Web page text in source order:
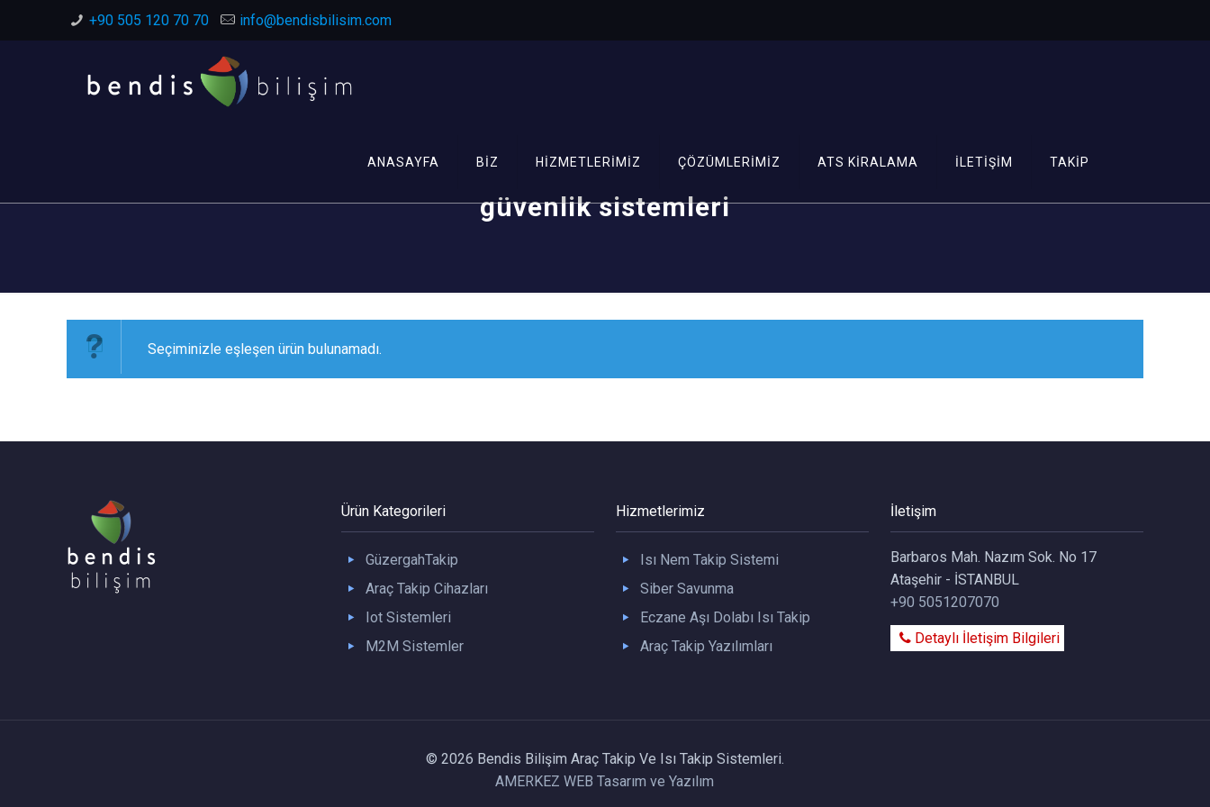
+90 505 120 70 70 info@bendisbilisim.com
ANASAYFA BİZ HİZMETLERİMİZ ÇÖZÜMLERİMİZ ATS KİRALAMA İLETİŞİM TAKİP
güvenlik sistemleri
Seçiminizle eşleşen ürün bulunamadı.
Ürün Kategorileri
GüzergahTakip
Araç Takip Cihazları
Iot Sistemleri
M2M Sistemler
Hizmetlerimiz
Isı Nem Takip Sistemi
Siber Savunma
Eczane Aşı Dolabı Isı Takip
Araç Takip Yazılımları
İletişim
Barbaros Mah. Nazım Sok. No 17
Ataşehir - İSTANBUL
+90 5051207070
Detaylı İletişim Bilgileri
© 2026 Bendis Bilişim Araç Takip Ve Isı Takip Sistemleri.
AMERKEZ WEB Tasarım ve Yazılım